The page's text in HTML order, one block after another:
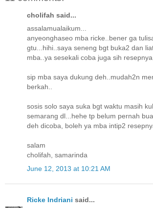
cholifah said...
assalamualaikum...
anyeonghaseo mba ricke..bener ga
gtu...hihi..saya seneng bgt buka2 dan
mba..ya sesekali coba juga sih
sip mba saya dukung deh..mudah2n
berkah..
sosis solo saya suka bgt waktu masih
semarang dl...hehe tp belum pernah
deh dicoba, boleh ya mba intip2
salam
cholifah, samarinda
June 12, 2013 at 10:21 AM
Ricke Indriani said...